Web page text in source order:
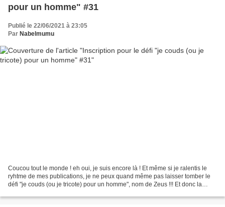
pour un homme" #31
Publié le 22/06/2021 à 23:05
Par Nabelmumu
Coucou tout le monde ! eh oui, je suis encore là ! Et même si je ralentis le
ryhtme de mes publications, je ne peux quand même pas laisser tomber le
défi "je couds (ou je tricote) pour un homme", nom de Zeus !!! Et donc la